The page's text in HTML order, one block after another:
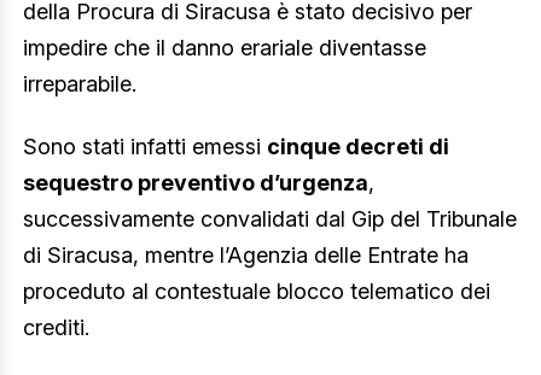
della Procura di Siracusa è stato decisivo per
impedire che il danno erariale diventasse
irreparabile.
Sono stati infatti emessi cinque decreti di
sequestro preventivo d’urgenza,
successivamente convalidati dal Gip del Tribunale
di Siracusa, mentre l’Agenzia delle Entrate ha
proceduto al contestuale blocco telematico dei
crediti.